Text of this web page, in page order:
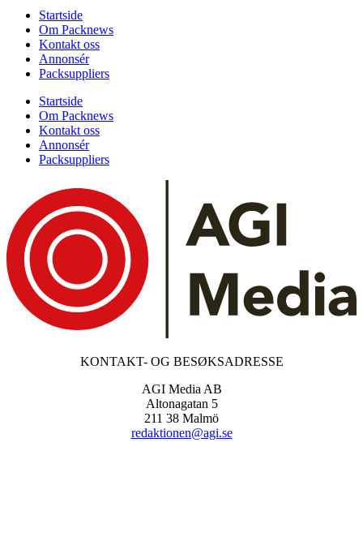
Startside
Om Packnews
Kontakt oss
Annonsér
Packsuppliers
Startside
Om Packnews
Kontakt oss
Annonsér
Packsuppliers
KONTAKT- OG BESØKSADRESSE
AGI Media AB
Altonagatan 5
211 38 Malmö
redaktionen@agi.se